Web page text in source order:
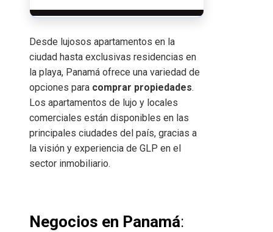
Desde lujosos apartamentos en la
ciudad hasta exclusivas residencias en
la playa, Panamá ofrece una variedad de
opciones para comprar propiedades.
Los apartamentos de lujo y locales
comerciales están disponibles en las
principales ciudades del país, gracias a
la visión y experiencia de GLP en el
sector inmobiliario.
Negocios en Panamá: